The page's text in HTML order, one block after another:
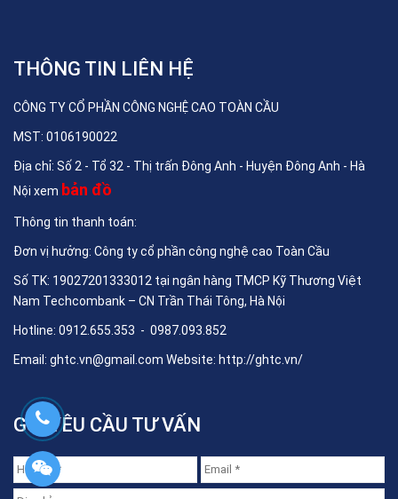
THÔNG TIN LIÊN HỆ
CÔNG TY CỔ PHẦN CÔNG NGHỆ CAO TOÀN CẦU
MST: 0106190022
Địa chỉ: Số 2 - Tổ 32 - Thị trấn Đông Anh - Huyện Đông Anh - Hà
Nội xem bản đồ
Thông tin thanh toán:
Đơn vị hưởng: Công ty cổ phần công nghệ cao Toàn Cầu
Số TK: 19027201333012 tại ngân hàng TMCP Kỹ Thương Việt
Nam Techcombank – CN Trần Thái Tông, Hà Nội
Hotline: 0912.655.353 - 0987.093.852
Email: ghtc.vn@gmail.com Website: http://ghtc.vn/
GỬI YÊU CẦU TƯ VẤN